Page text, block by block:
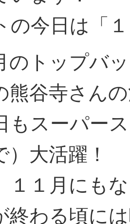
の今日は「
のトップバ
熊谷寺さん
もスーパー
）大活躍！
１１月にも
終わる頃に